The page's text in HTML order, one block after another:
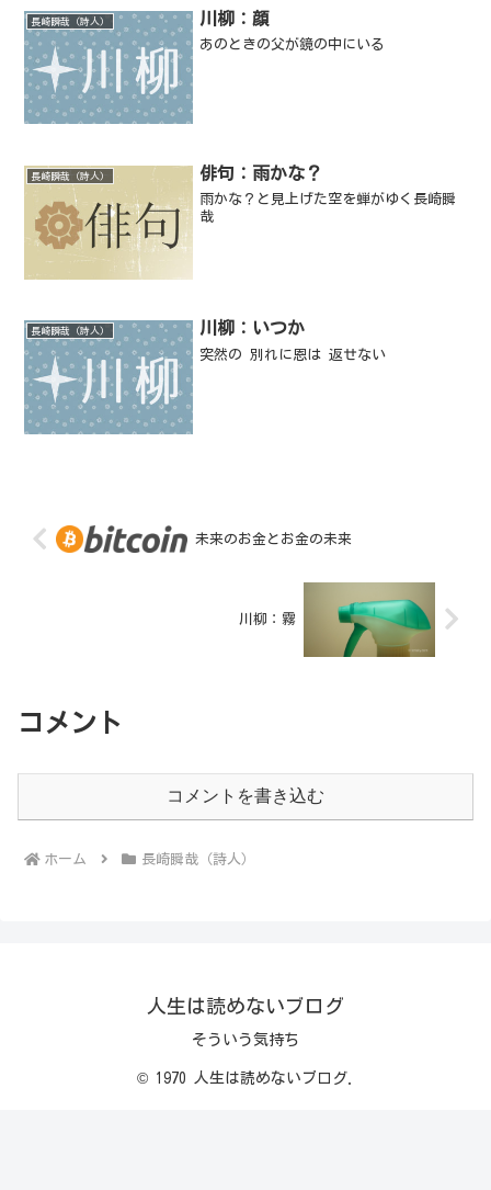
長崎瞬哉（詩人） 川柳：顔
あのときの父が鏡の中にいる
長崎瞬哉（詩人） 俳句：雨かな？
雨かな？と見上げた空を蝉がゆく長崎瞬
哉
長崎瞬哉（詩人） 川柳：いつか
突然の 別れに恩は 返せない
未来のお金とお金の未来
川柳：霧
コメント
コメントを書き込む
ホーム 長崎瞬哉（詩人）
人生は読めないブログ
そういう気持ち
© 1970 人生は読めないブログ.